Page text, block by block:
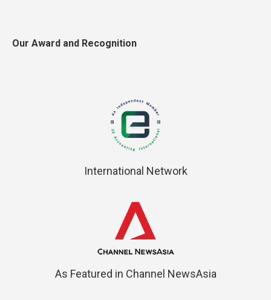
Our Award and Recognition
International Network
As Featured in Channel NewsAsia